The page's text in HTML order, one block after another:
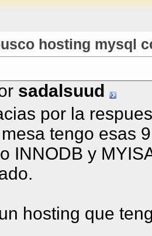
hosting mysql
sadalsuud
por la
tengo esas
INNODB y
hosting que